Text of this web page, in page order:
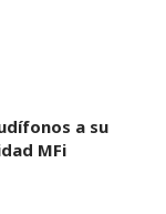
a su
MFi